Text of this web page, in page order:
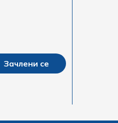
Зачлени се